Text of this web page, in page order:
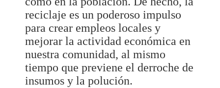
reciclaje es un poderoso impulso
para crear empleos locales y
mejorar la actividad económica en
nuestra comunidad, al mismo
tiempo que previene el derroche de
insumos y la polución.